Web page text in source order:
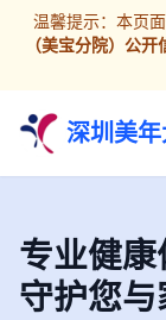
温馨提示：本页
（美宝分院）公
深圳美年
专业健
守护您